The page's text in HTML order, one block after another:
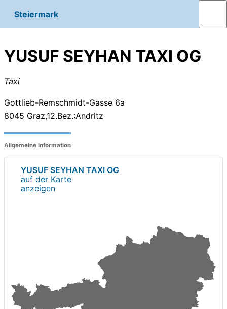
Steiermark
YUSUF SEYHAN TAXI OG
Taxi
Gottlieb-Remschmidt-Gasse 6a
8045 Graz,12.Bez.:Andritz
Allgemeine Information
YUSUF SEYHAN TAXI OG
auf der Karte
anzeigen